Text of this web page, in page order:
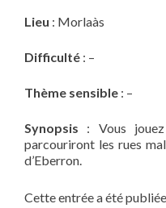
Lieu : Morlaàs
Difficulté : –
Thème sensible : –
Synopsis : Vous
parcouriront les rues
d’Eberron.
Cette entrée a été